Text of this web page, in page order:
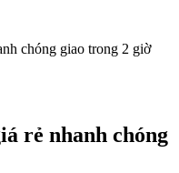
chóng giao trong 2 giờ
rẻ nhanh chóng